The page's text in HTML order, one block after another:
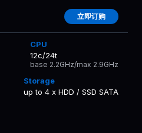
立即订购
12c/24t
base 2.2GHz/max 2.9GHz
up to 4 x HDD / SSD SATA